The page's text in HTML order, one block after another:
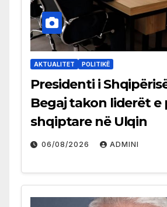
AKTUALITET POLITIKË
Presidenti i
Begaj takon liderët e
shqiptare në Ulqin
06/08/2026 ADMINI